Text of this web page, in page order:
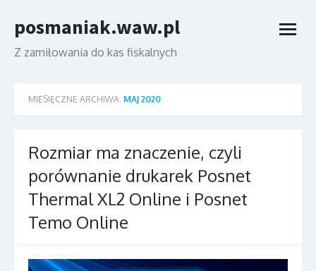
to
content
posmaniak.waw.pl
Z zamiłowania do kas fiskalnych
open
MIESIĘCZNE ARCHIWA: MAJ 2020
Rozmiar ma znaczenie, czyli
porównanie drukarek Posnet
Thermal XL2 Online i Posnet
Temo Online